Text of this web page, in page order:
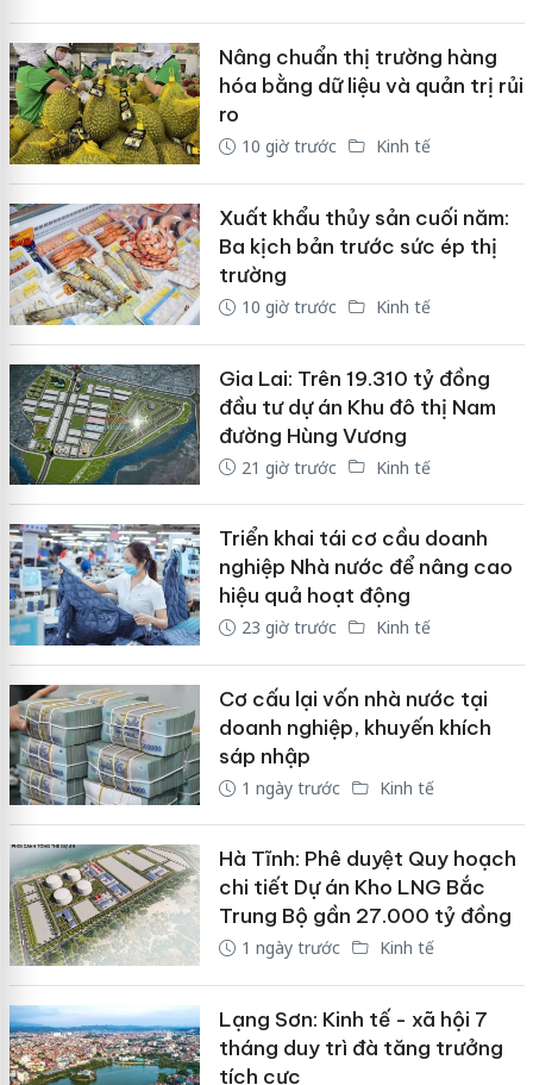
Nâng chuẩn thị trường hàng
hóa bằng dữ liệu và quản trị rủi
ro
10 giờ trước Kinh tế
Xuất khẩu thủy sản cuối năm:
Ba kịch bản trước sức ép thị
trường
10 giờ trước Kinh tế
Gia Lai: Trên 19.310 tỷ đồng
đầu tư dự án Khu đô thị Nam
đường Hùng Vương
21 giờ trước Kinh tế
Triển khai tái cơ cầu doanh
nghiệp Nhà nước để nâng cao
hiệu quả hoạt động
23 giờ trước Kinh tế
Cơ cấu lại vốn nhà nước tại
doanh nghiệp, khuyến khích
sáp nhập
1 ngày trước Kinh tế
Hà Tĩnh: Phê duyệt Quy hoạch
chi tiết Dự án Kho LNG Bắc
Trung Bộ gần 27.000 tỷ đồng
1 ngày trước Kinh tế
Lạng Sơn: Kinh tế - xã hội 7
tháng duy trì đà tăng trưởng
tích cực